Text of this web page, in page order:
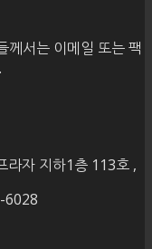
께서는 이메일 또는 팩
라자 지하1층 113호 ,
6028